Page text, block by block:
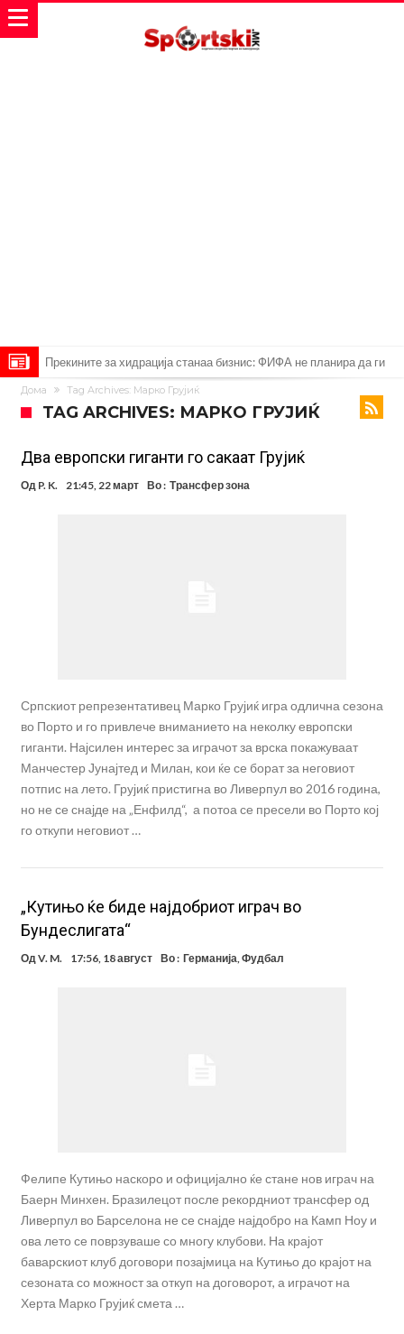
Прекините за хидрација станаа бизнис: ФИФА не планира да ги
укине
Француски судија обвинет за семејно насилство – му се заканува
Ова никогаш не му се случило на Новак: Синер и Алкараз се
повлекуваат, а Зверев веднаш се „распадна“
Реал Мадрид донесе одлука: Eндрик заминува во Премиер
лигата!
(ФОТО) Тажна вест од Аргентина: Голема загуба во семејството
Дома Tag Archives: Марко Грујиќ
TAG ARCHIVES: МАРКО ГРУЈИЌ
Два европски гиганти го сакаат Грујиќ
Од P. K. 21:45, 22 март Во : Трансфер зона
Српскиот репрезентативец Марко Грујиќ игра одлична сезона
во Порто и го привлече вниманието на неколку европски
гиганти. Најсилен интерес за играчот за врска покажуваат
Манчестер Јунајтед и Милан, кои ќе се борат за неговиот
потпис на лето. Грујиќ пристигна во Ливерпул во 2016 година,
но не се снајде на „Енфилд“, а потоа се пресели во Порто кој
го откупи неговиот …
„Кутињо ќе биде најдобриот играч во
Бундеслигата“
ОдV. M. 17:56, 18 август Во : Германија,Фудбал
Фелипе Кутињо наскоро и официјално ќе стане нов играч на
Баерн Минхен. Бразилецот после рекордниот трансфер од
Ливерпул во Барселона не се снајде најдобро на Камп Ноу и
ова лето се поврзуваше со многу клубови. На крајот
баварскиот клуб договори позајмица на Кутињо до крајот на
сезоната со можност за откуп на договорот, а играчот на
Херта Марко Грујиќ смета …